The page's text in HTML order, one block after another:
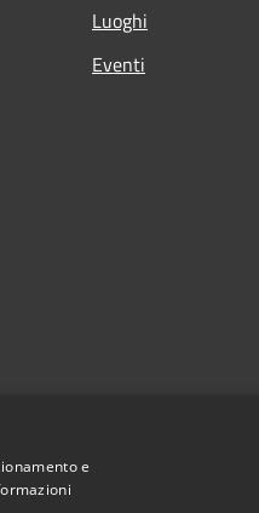
Luoghi
Eventi
e